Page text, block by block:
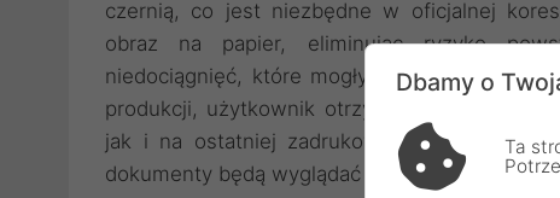
czernią, co jest niezbędne w oficjalnej
obraz na papier, eliminując ryzyko
niedociągnięć, które mogłyby wpłynąć na
produkcji, użytkownik otrzymuje produkt
jak i na ostatniej zadrukowanej stronie.
dokumenty będą wyglądać schludnie i
Dbamy o
Ta